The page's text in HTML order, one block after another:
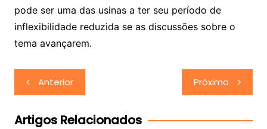
pode ser uma das usinas a ter seu período de
inflexibilidade reduzida se as discussões sobre o
tema avançarem.
Navegação
de
Post
Anterior Próximo
Artigos Relacionados